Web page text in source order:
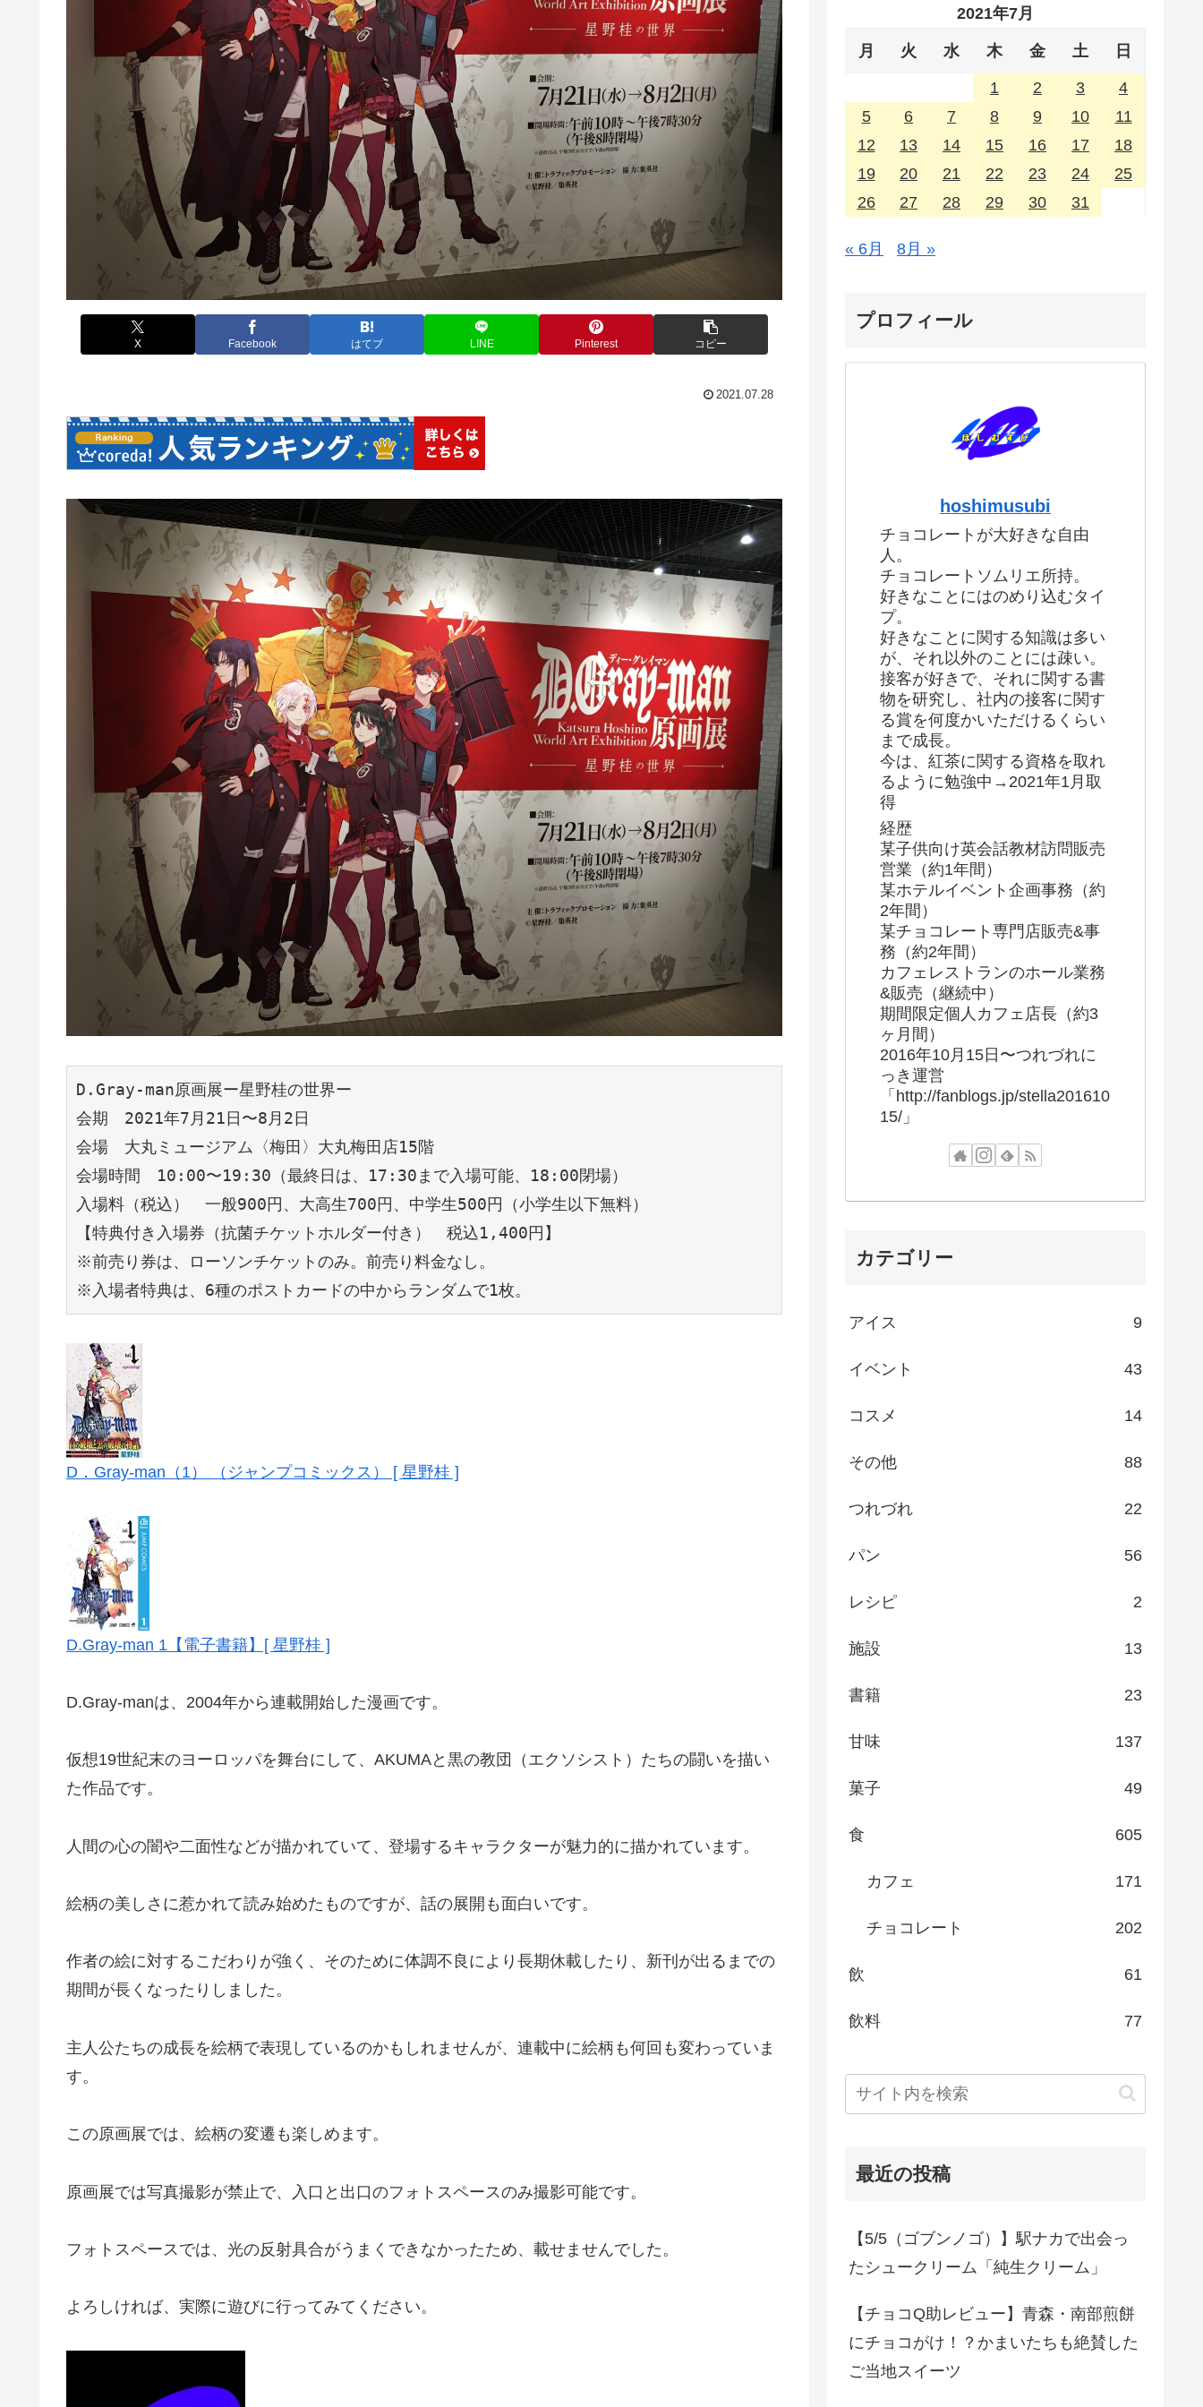
X Facebook はてブ LINE Pinterest コピー
2021.07.28
D.Gray-man原画展ー星野桂の世界ー
会期　2021年7月21日〜8月2日
会場　大丸ミュージアム〈梅田〉大丸梅田店15階
会場時間　10:00〜19:30（最終日は、17:30まで入場可能、18:00閉場）
入場料（税込）　一般900円、大高生700円、中学生500円（小学生以下無料）
【特典付き入場券（抗菌チケットホルダー付き）　税込1,400円】
※前売り券は、ローソンチケットのみ。前売り料金なし。
※入場者特典は、6種のポストカードの中からランダムで1枚。
D．Gray-man（1） （ジャンプコミックス） [ 星野桂 ]
D.Gray-man 1【電子書籍】[ 星野桂 ]
D.Gray-manは、2004年から連載開始した漫画です。
仮想19世紀末のヨーロッパを舞台にして、AKUMAと黒の教団（エクソシスト）たちの闘いを描い
た作品です。
人間の心の闇や二面性などが描かれていて、登場するキャラクターが魅力的に描かれています。
絵柄の美しさに惹かれて読み始めたものですが、話の展開も面白いです。
作者の絵に対するこだわりが強く、そのために体調不良により長期休載したり、新刊が出るまでの
期間が長くなったりしました。
主人公たちの成長を絵柄で表現しているのかもしれませんが、連載中に絵柄も何回も変わっていま
す。
この原画展では、絵柄の変遷も楽しめます。
原画展では写真撮影が禁止で、入口と出口のフォトスペースのみ撮影可能です。
フォトスペースでは、光の反射具合がうまくできなかったため、載せませんでした。
よろしければ、実際に遊びに行ってみてください。
2021年7月
月 火 水 木 金 土 日
1 2 3
4
5
6 7 8 9 10
11
12
13 14 15 16 17
18
19
20 21 22 23 24
25
26
27 28 29 30 31
« 6月 8月 »
プロフィール
hoshimusubi
チョコレートが大好きな自由
人。
チョコレートソムリエ所持。
好きなことにはのめり込むタイ
プ。
好きなことに関する知識は多い
が、それ以外のことには疎い。
接客が好きで、それに関する書
物を研究し、社内の接客に関す
る賞を何度かいただけるくらい
まで成長。
今は、紅茶に関する資格を取れ
るように勉強中→2021年1月取
得
経歴
某子供向け英会話教材訪問販売
営業（約1年間）
某ホテルイベント企画事務（約
2年間）
某チョコレート専門店販売&事
務（約2年間）
カフェレストランのホール業務
&販売（継続中）
期間限定個人カフェ店長（約3
ヶ月間）
2016年10月15日〜つれづれに
っき運営
「http://fanblogs.jp/stella201610
15/」
カテゴリー
アイス 9
イベント 43
コスメ 14
その他 88
つれづれ 22
パン 56
レシピ 2
施設 13
書籍 23
甘味 137
菓子 49
食 605
カフェ 171
チョコレート 202
飲 61
飲料 77
最近の投稿
【5/5（ゴブンノゴ）】駅ナカで出会っ
たシュークリーム「純生クリーム」
【チョコQ助レビュー】青森・南部煎餅
にチョコがけ！？かまいたちも絶賛した
ご当地スイーツ